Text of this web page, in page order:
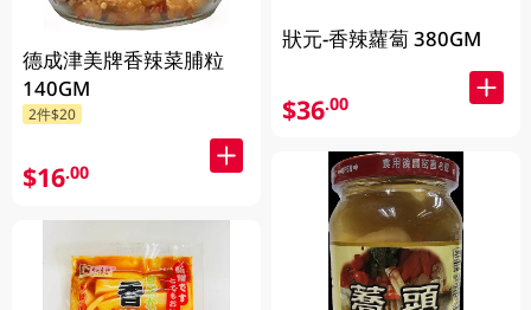
德成津美牌香辣菜脯粒
140GM
2件$20
$16.00
狀元-香辣蘿蔔 380GM
$36.00